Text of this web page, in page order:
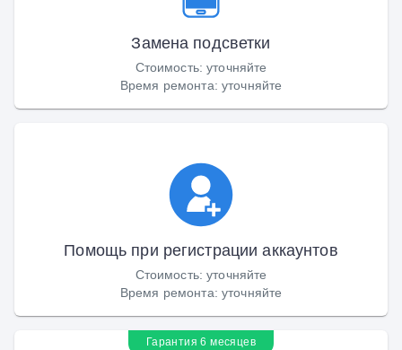
Замена подсветки
Стоимость:уточняйте
Время ремонта: уточняйте
Помощь при регистрации аккаунтов
Стоимость:уточняйте
Время ремонта: уточняйте
Гарантия 6 месяцев